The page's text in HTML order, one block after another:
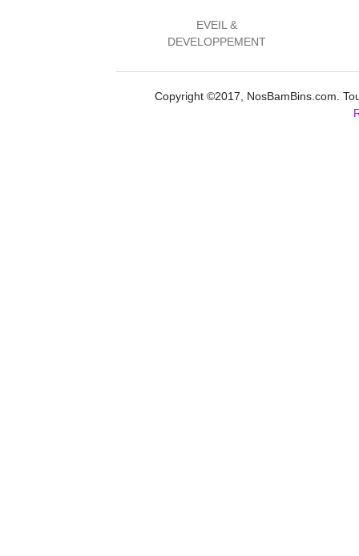
EVEIL &
DEVELOPPEMENT
Copyright ©2017, NosBamBins.com.